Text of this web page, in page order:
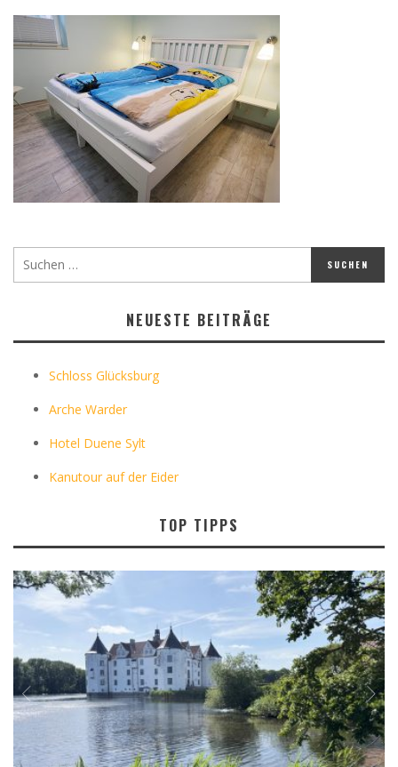
NEUESTE BEITRÄGE
Schloss Glücksburg
Arche Warder
Hotel Duene Sylt
Kanutour auf der Eider
TOP TIPPS